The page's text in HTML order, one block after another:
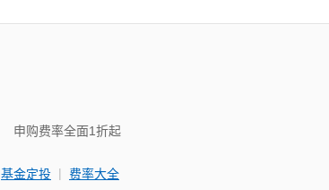
申购费率全面1折起
基金定投 | 费率大全